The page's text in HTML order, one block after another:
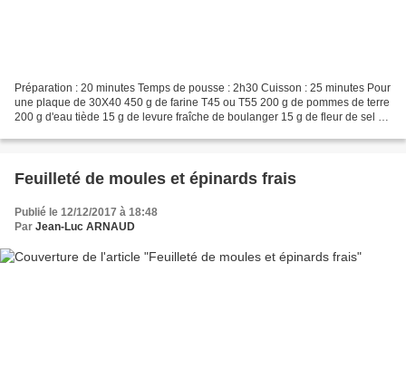
Préparation : 20 minutes Temps de pousse : 2h30 Cuisson : 25 minutes Pour
une plaque de 30X40 450 g de farine T45 ou T55 200 g de pommes de terre
200 g d'eau tiède 15 g de levure fraîche de boulanger 15 g de fleur de sel 1
Feuilleté de moules et épinards frais
Publié le 12/12/2017 à 18:48
Par Jean-Luc ARNAUD